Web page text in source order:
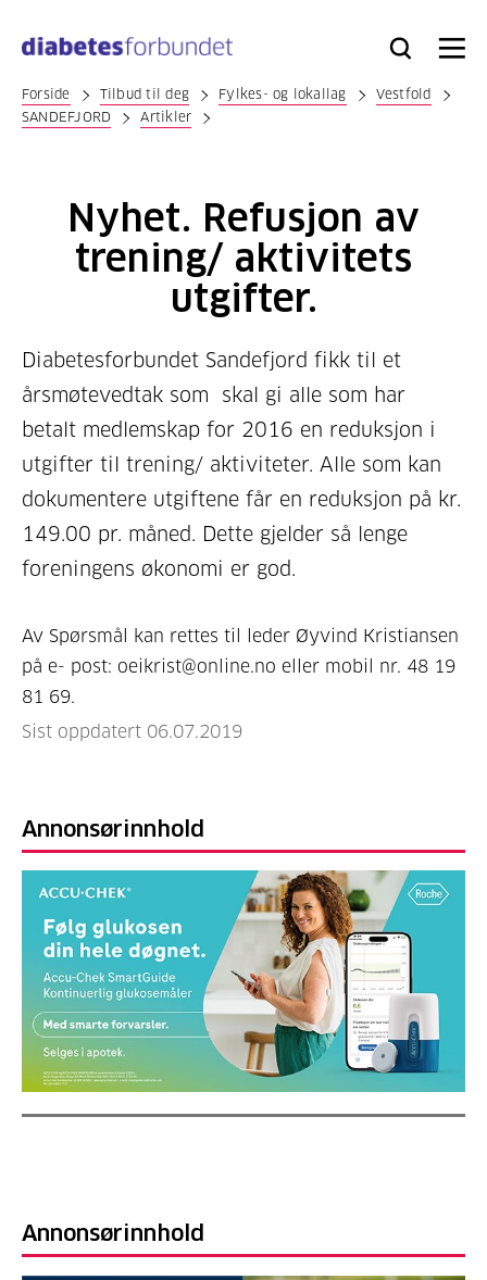
hovedinnhold
Bli
Logg
Søk Meny
Forside Tilbud til deg Fylkes- og lokallag
Vestfold
SANDEFJORD
Artikler
Nyhet. Refusjon av
trening/ aktivitets
utgifter.
Diabetesforbundet Sandefjord fikk til et
årsmøtevedtak som skal gi alle som har
betalt medlemskap for 2016 en reduksjon i
utgifter til trening/ aktiviteter. Alle som kan
dokumentere utgiftene får en reduksjon på kr.
149.00 pr. måned. Dette gjelder så lenge
foreningens økonomi er god.
Av Spørsmål kan rettes til leder Øyvind Kristiansen
på e- post: oeikrist@online.no eller mobil nr. 48 19
81 69.
Sist oppdatert 06.07.2019
Annonsørinnhold
Annonsørinnhold